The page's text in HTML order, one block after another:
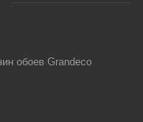
обоев Grandeco